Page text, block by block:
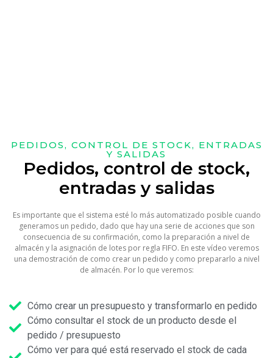
PEDIDOS, CONTROL DE STOCK, ENTRADAS
Y SALIDAS
Pedidos, control de stock,
entradas y salidas
Es importante que el sistema esté lo más automatizado posible cuando
generamos un pedido, dado que hay una serie de acciones que son
consecuencia de su confirmación, como la preparación a nivel de
almacén y la asignación de lotes por regla FIFO. En este vídeo veremos
una demostración de como crear un pedido y como prepararlo a nivel
de almacén. Por lo que veremos:
Cómo crear un presupuesto y transformarlo en pedido
Cómo consultar el stock de un producto desde el
pedido / presupuesto
Cómo ver para qué está reservado el stock de cada